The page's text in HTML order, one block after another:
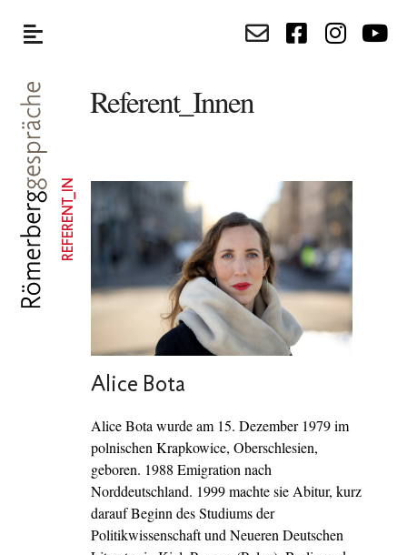
Referent_Innen
REFERENT_IN
Alice Bota
Alice Bota wurde am 15. Dezember 1979 im
polnischen Krapkowice, Oberschlesien,
geboren. 1988 Emigration nach
Norddeutschland. 1999 machte sie Abitur, kurz
darauf Beginn des Studiums der
Politikwissenschaft und Neueren Deutschen